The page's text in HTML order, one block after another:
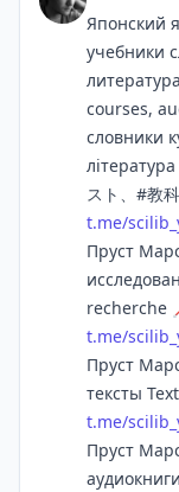
Японский
учебники
courses,
словники
スト、#教
t.me/
Пруст
recherche
t.me/
Пруст
тексты
t.me/
Пруст